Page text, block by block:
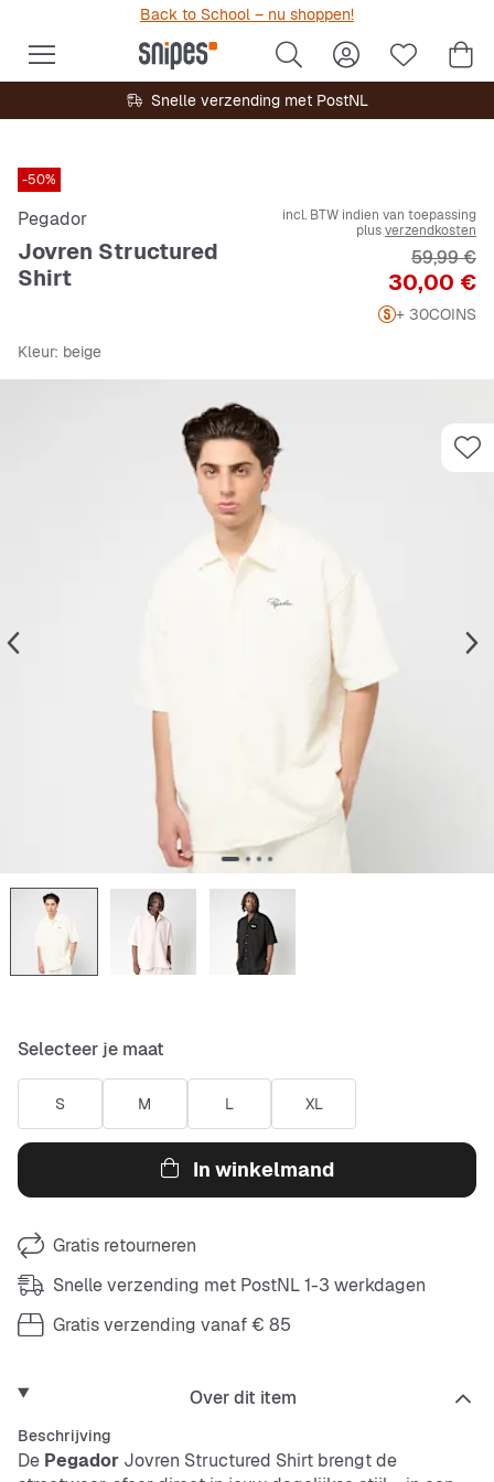
Back to School – nu shoppen!
Snelle verzending met PostNL
-50%
Pegador
Jovren Structured
Shirt
incl. BTW indien van toepassing
plusverzendkosten
Prijs
30,00 €
Originele
59,99 €
+ 30COINS
Kleur: beige
Selecteer je maat
S M L XL
In winkelmand
Gratis retourneren
Snelle verzending met PostNL 1-3 werkdagen
Gratis verzending vanaf € 85
Over dit item
Beschrijving
De Pegador Jovren Structured Shirt brengt de